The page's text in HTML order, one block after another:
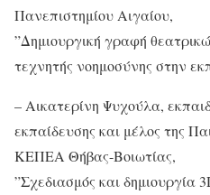
Πανεπιστημίου Αιγαίου,
”Δημιουργική γραφή
τεχνητής νοημοσύνης στην
– Αικατερίνη Ψυχούλα,
εκπαίδευσης και μέλος της
ΚΕΠΕΑ Θήβας-Βοιωτίας,
”Σχεδιασμός και δημιουργία